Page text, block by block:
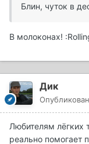
Блин, чуток в
В молоконах!
Дик
Любителям лёгких
реально помогает